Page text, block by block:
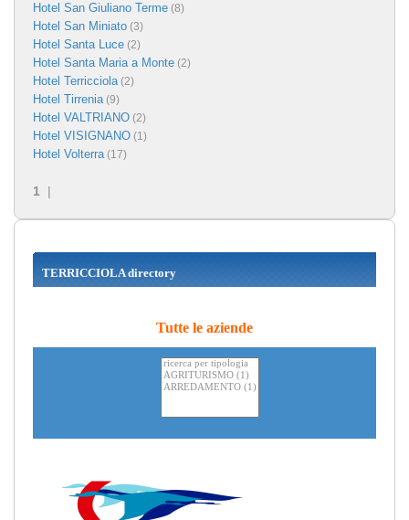
Hotel San Giuliano Terme (8)
Hotel San Miniato (3)
Hotel Santa Luce (2)
Hotel Santa Maria a Monte (2)
Hotel Terricciola(2)
Hotel Tirrenia(9)
Hotel VALTRIANO (2)
Hotel VISIGNANO (1)
Hotel Volterra(17)
1 |
TERRICCIOLA directory
Tutte le aziende